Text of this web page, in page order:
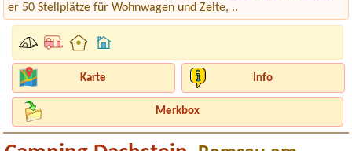
er 50 Stellplätze für Wohnwagen und Zelte, ..
Karte Info
Merkbox